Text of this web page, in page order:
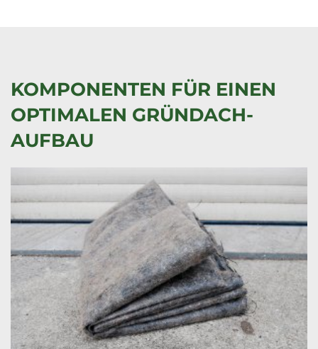
KOMPONENTEN FÜR EINEN
OPTIMALEN GRÜNDACH-
AUFBAU